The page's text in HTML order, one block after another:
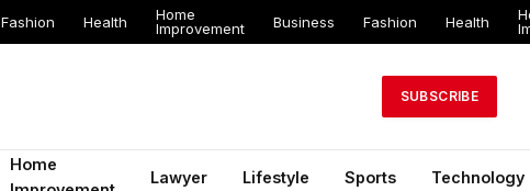
Fashion Health
Home
Improvement
Business Fashion Health
SUBSCRIBE
Home
Lawyer Lifestyle Sports Technology